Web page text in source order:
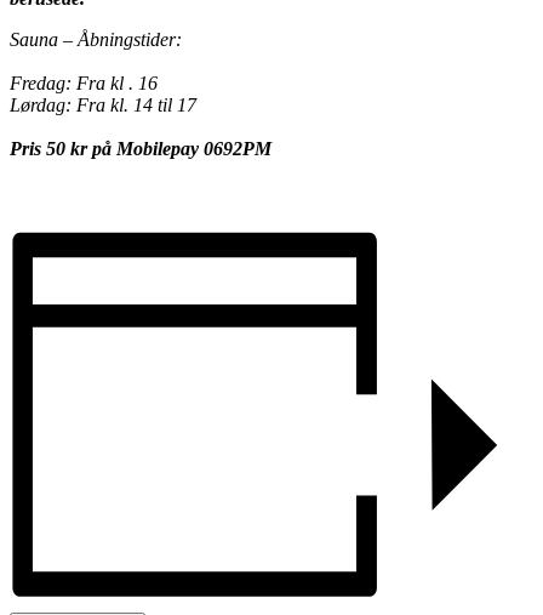
Sauna – Åbningstider:
Fredag: Fra kl . 16
Lørdag: Fra kl. 14 til 17
Pris 50 kr på Mobilepay 0692PM